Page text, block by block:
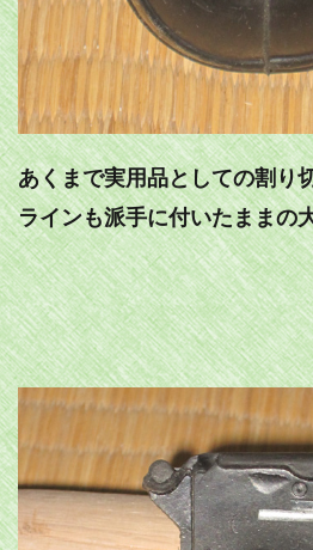
あくまで実用品としての割り
ラインも派手に付いたままの